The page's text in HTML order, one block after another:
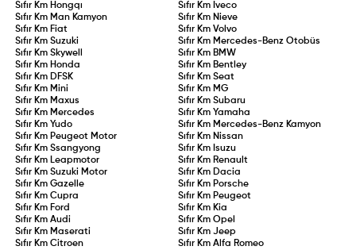
Sıfır Km Hongqı Sıfır Km Iveco
Sıfır Km Man Kamyon Sıfır Km Nieve
Sıfır Km Fiat Sıfır Km Volvo
Sıfır KmSuzuki Sıfır Km Mercedes-Benz Otobüs
Sıfır KmSkywell Sıfır Km BMW
Sıfır Km Honda Sıfır Km Bentley
Sıfır Km DFSK Sıfır Km Seat
Sıfır Km Mini Sıfır Km MG
Sıfır Km Maxus Sıfır Km Subaru
Sıfır Km Mercedes Sıfır Km Yamaha
Sıfır KmYudo Sıfır Km Mercedes-Benz Kamyon
Sıfır Km Peugeot Motor Sıfır Km Nissan
Sıfır KmSsangyong Sıfır Km Isuzu
Sıfır Km Leapmotor Sıfır Km Renault
Sıfır KmSuzuki Motor Sıfır Km Dacia
Sıfır KmGazelle Sıfır Km Porsche
Sıfır KmCupra Sıfır Km Peugeot
Sıfır Km Ford Sıfır Km Kia
Sıfır KmAudi Sıfır Km Opel
Sıfır Km Maserati Sıfır Km Jeep
Sıfır KmCitroen Sıfır Km Alfa Romeo